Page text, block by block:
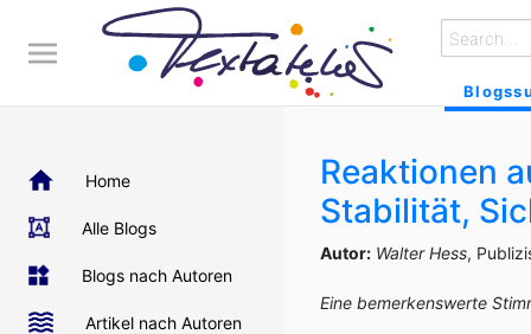
Home
Alle Blogs
Blogs nach Autoren
Artikel nach Autoren
Reaktionen
Stabilität,
Autor: Walter Hess,
Eine bemerkenswerte